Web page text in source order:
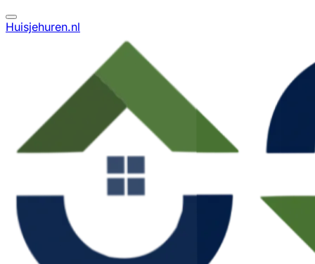
Huisjehuren.nl